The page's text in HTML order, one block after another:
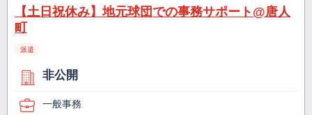
【土日祝休み】地元球団での事務サポート@唐人
町
派遣
非公開
一般事務